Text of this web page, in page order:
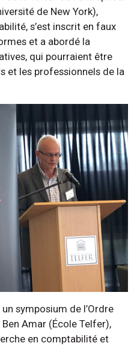
de New York),
s’est inscrit en faux
et a abordé la
qui pourraient être
et les professionnels de la
symposium de l’Ordre
Amar (École Telfer),
en comptabilité et